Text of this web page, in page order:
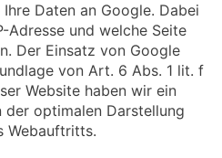
Daten an Google. Dabei
Adresse und welche Seite
Der Einsatz von Google
von Art. 6 Abs. 1 lit. f
Website haben wir ein
der optimalen Darstellung
Webauftritts.